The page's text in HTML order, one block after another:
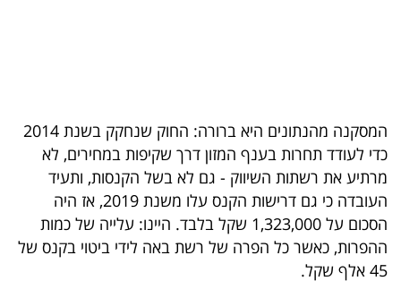
40
UNDER
40
שיתופי
המסקנה מהנתונים היא ברורה: החוק שנחקק בשנת 2014
כדי לעודד תחרות בענף המזון דרך שקיפות במחירים, לא
מרתיע את רשתות השיווק - גם לא בשל הקנסות, ותעיד
העובדה כי גם דרישות הקנס עלו משנת 2019, אז היה
הסכום על 1,323,000 שקל בלבד. היינו: עלייה של כמות
ההפרות, כאשר כל הפרה של רשת באה לידי ביטוי בקנס של
45 אלף שקל.